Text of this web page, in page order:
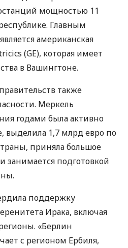
мощностью 11
Главным
американская
(GE), которая имеет
в Вашингтоне.
также
Меркель
годами была активно
выделила 1,7 млрд евро по
приняла большое
занимается подготовкой
поддержку
Ирака, включая
«Берлин
с регионом Ербиля,